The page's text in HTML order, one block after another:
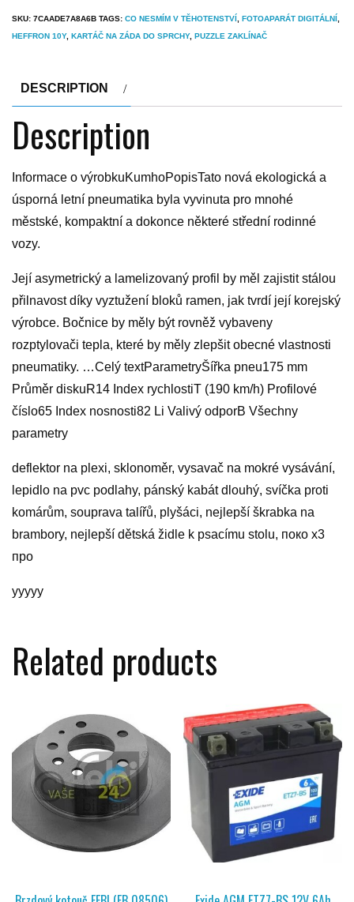
SKU: 7CAADE7A8A6B TAGS: CO NESMÍM V TĚHOTENSTVÍ FOTOAPARÁT DIGITÁLNÍ
HEFFRON 10Y, KARTÁČ NA ZÁDA DO SPRCHY, PUZZLE ZAKLÍNAČ
DESCRIPTION
Description
Informace o výrobkuKumhoPopisTato nová ekologická a
úsporná letní pneumatika byla vyvinuta pro mnohé
městské, kompaktní a dokonce některé střední rodinné
vozy.
Její asymetrický a lamelizovaný profil by měl zajistit stálou
přilnavost díky vyztužení bloků ramen, jak tvrdí její korejský
výrobce. Bočnice by měly být rovněž vybaveny
rozptylovači tepla, které by měly zlepšit obecné vlastnosti
pneumatiky. …Celý textParametryŠířka pneu175 mm
Průměr diskuR14 Index rychlostiT (190 km/h) Profilové
číslo65 Index nosnosti82 Li Valivý odporB Všechny
parametry
deflektor na plexi, sklonoměr, vysavač na mokré vysávání,
lepidlo na pvc podlahy, pánský kabát dlouhý, svíčka proti
komárům, souprava talířů, plyšáci, nejlepší škrabka na
brambory, nejlepší dětská židle k psacímu stolu, поко х3
про
yyyyy
Related products